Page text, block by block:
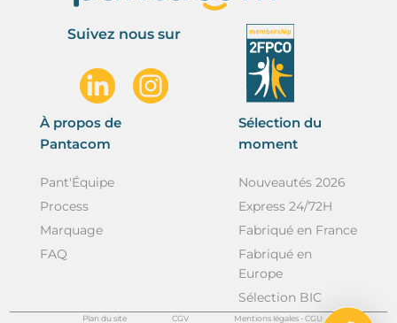
Suivez nous sur
À propos de
Pantacom
Pant'Équipe
Process
Marquage
FAQ
Sélection du
moment
Nouveautés 2026
Express 24/72H
Fabriqué en France
Fabriqué en
Europe
Sélection BIC
Plan du site CGV Mentions légales - CGU